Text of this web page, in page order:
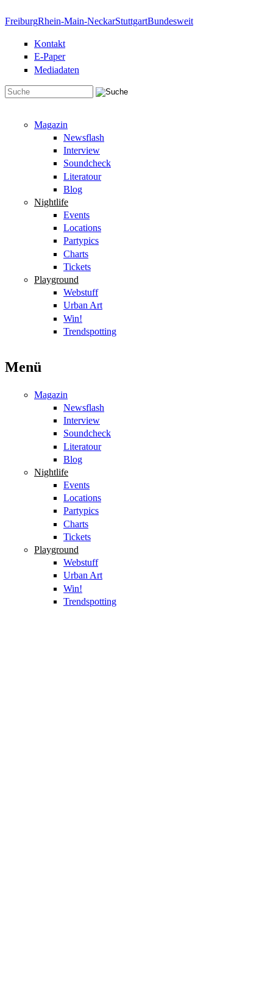
FreiburgRhein-Main-NeckarStuttgartBundesweit
Kontakt
E-Paper
Mediadaten
Magazin
Newsflash
Interview
Soundcheck
Literatour
Blog
Nightlife
Events
Locations
Partypics
Charts
Tickets
Playground
Webstuff
Urban Art
Win!
Trendspotting
Menü
Magazin
Newsflash
Interview
Soundcheck
Literatour
Blog
Nightlife
Events
Locations
Partypics
Charts
Tickets
Playground
Webstuff
Urban Art
Win!
Trendspotting